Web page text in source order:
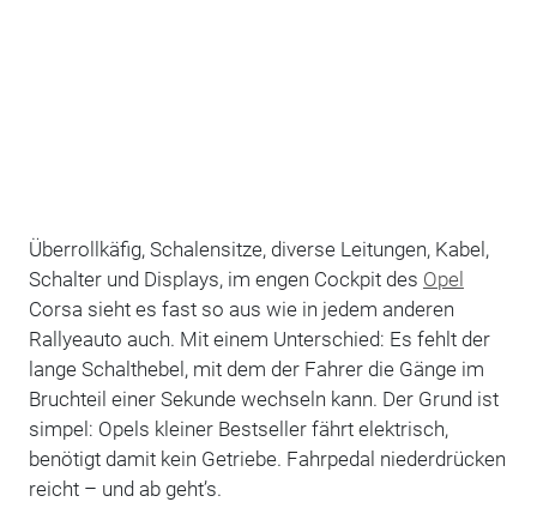
Überrollkäfig, Schalensitze, diverse Leitungen, Kabel,
Schalter und Displays, im engen Cockpit des Opel
Corsa sieht es fast so aus wie in jedem anderen
Rallyeauto auch. Mit einem Unterschied: Es fehlt der
lange Schalthebel, mit dem der Fahrer die Gänge im
Bruchteil einer Sekunde wechseln kann. Der Grund ist
simpel: Opels kleiner Bestseller fährt elektrisch,
benötigt damit kein Getriebe. Fahrpedal niederdrücken
reicht – und ab geht’s.